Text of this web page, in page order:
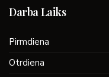
Darba Laiks
Pirmdiena
Otrdiena